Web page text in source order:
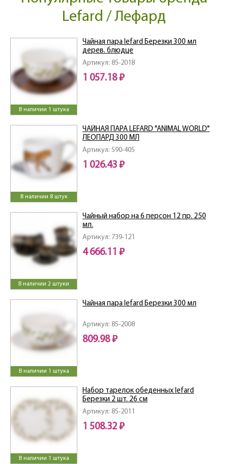
Lefard / Лефард
В наличии 1 штука
Артикул: 85-2018
Чайная пара lefard Березки 300 мл
дерев. блюдце
1 057.18 ₽
В наличии 8 штук
Артикул: 590-405
ЧАЙНАЯ ПАРА LEFARD "ANIMAL WORLD"
ЛЕОПАРД 300 МЛ
1 026.43 ₽
В наличии 2 штуки
Артикул: 739-121
Чайный набор на 6 персон 12 пр. 250
мл.
4 666.11 ₽
В наличии 1 штука
Артикул: 85-2008
Чайная пара lefard Березки 300 мл
809.98 ₽
В наличии 1 штука
Артикул: 85-2011
Набор тарелок обеденных lefard
Березки 2 шт. 26 см
1 508.32 ₽